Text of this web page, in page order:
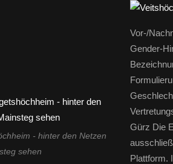
- hinter den Netzen
sehen
Vor-/
Gender-
Gürz Die
Plattform.